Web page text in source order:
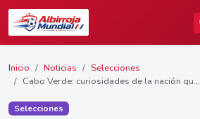
Inicio Noticias
Selecciones
Cabo Verde: curiosidades de la nación qu...
Selecciones